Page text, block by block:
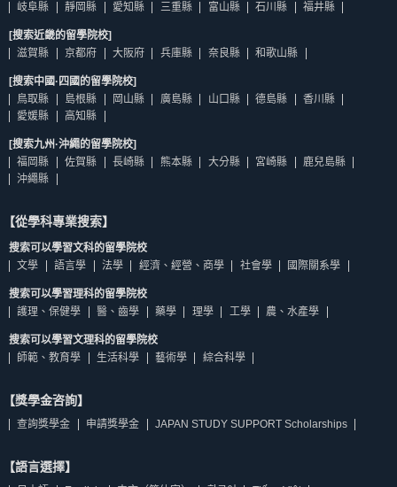
岐阜縣
靜岡縣 愛知縣 三重縣 富山縣 石川縣 福井縣
[搜索近畿的留學院校]
滋賀縣
京都府 大阪府 兵庫縣 奈良縣 和歌山縣
[搜索中國·四國的留學院校]
鳥取縣
島根縣 岡山縣 廣島縣 山口縣 德島縣
香川縣
愛媛縣
高知縣
[搜索九州·沖繩的留學院校]
福岡縣
佐賀縣 長崎縣 熊本縣 大分縣 宮崎縣
鹿兒島縣
沖繩縣
【從學科專業搜索】
搜索可以學習文科的留學院校
文學
語言學 法學 經濟、經營、商學 社會學 國際關系學
搜索可以學習理科的留學院校
護理、保健學
醫、齒學 藥學 理學 工學 農、水產學
搜索可以學習文理科的留學院校
師範、教育學
生活科學 藝術學 綜合科學
【獎學金咨詢】
查詢獎學金 申請獎學金 JAPAN STUDY SUPPORT Scholarships
【語言選擇】